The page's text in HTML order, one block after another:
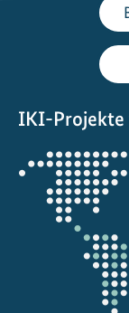
IKI-
Öffnet
die
Projektkarte